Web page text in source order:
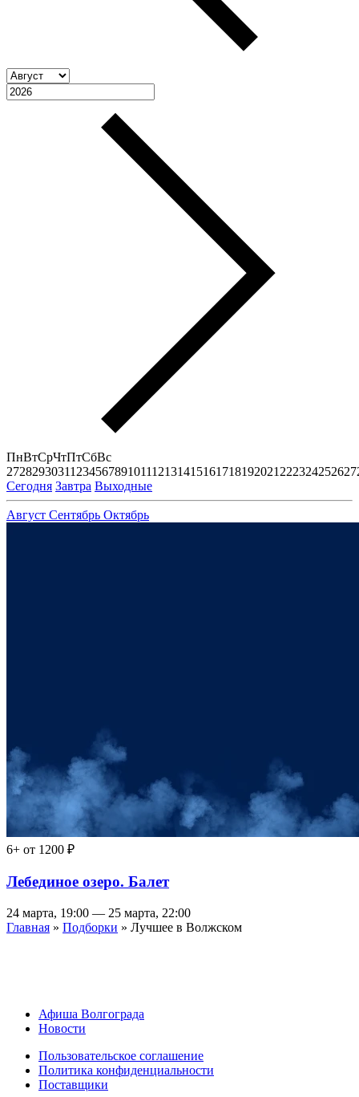
ПнВтСрЧтПтСбВс
27282930311 23456789101112131415161718192021 222324252627
Сегодня Завтра Выходные
Август Сентябрь Октябрь
6+ от 1200 ₽
Лебединое озеро. Балет
24 марта, 19:00 — 25 марта, 22:00
Главная » Подборки » Лучшее в Волжском
Афиша Волгограда
Новости
Пользовательское соглашение
Политика конфиденциальности
Поставщики